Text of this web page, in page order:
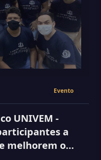
Evento
UNIVEM -
a
melhorem o